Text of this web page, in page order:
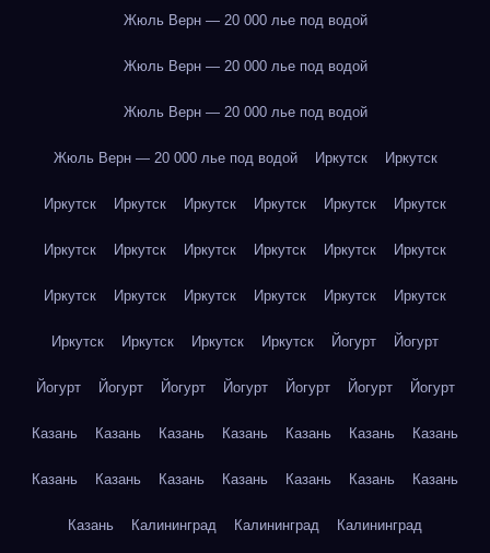
Жюль Верн — 20 000 лье под водой
Жюль Верн — 20 000 лье под водой
Жюль Верн — 20 000 лье под водой
Жюль Верн — 20 000 лье под водой Иркутск Иркутск
Иркутск Иркутск Иркутск Иркутск Иркутск Иркутск
Иркутск Иркутск Иркутск Иркутск Иркутск Иркутск
Иркутск Иркутск Иркутск Иркутск Иркутск Иркутск
Иркутск Иркутск Иркутск Иркутск Йогурт Йогурт
Йогурт Йогурт Йогурт Йогурт Йогурт Йогурт Йогурт
Казань Казань Казань Казань Казань Казань Казань
Казань Казань Казань Казань Казань Казань Казань
Казань Калининград Калининград Калининград